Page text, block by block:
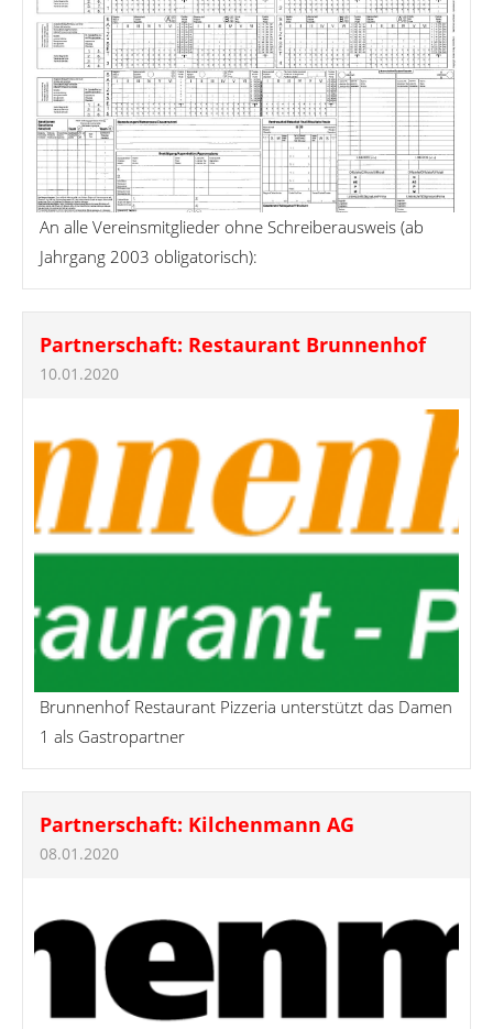
An alle Vereinsmitglieder ohne Schreiberausweis (ab
Jahrgang 2003 obligatorisch):
Partnerschaft: Restaurant Brunnenhof
10.01.2020
Brunnenhof Restaurant Pizzeria unterstützt das Damen
1 als Gastropartner
Partnerschaft: Kilchenmann AG
08.01.2020